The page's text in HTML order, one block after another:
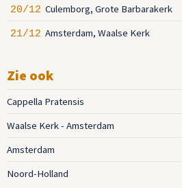
20/12 Culemborg, Grote Barbarakerk
21/12 Amsterdam, Waalse Kerk
Zie ook
Cappella Pratensis
Waalse Kerk - Amsterdam
Amsterdam
Noord-Holland